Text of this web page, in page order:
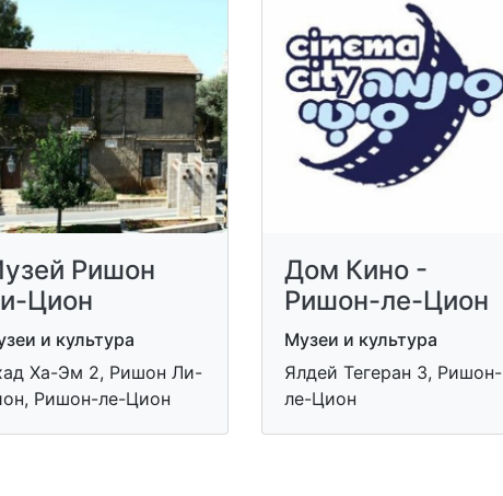
Ришон
Цион
и культура
Ха-Эм 2, Ришон Ли-
Ришон-ле-Цион
Дом Кино -
Ришон-ле-Цион
Музеи и культура
Ялдей Тегеран 3, Ришон-
ле-Цион